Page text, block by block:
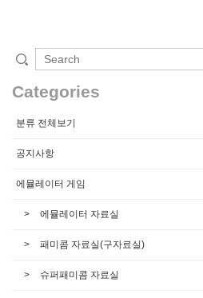
Categories
분류 전체보기
공지사항
에뮬레이터 게임
에뮬레이터 자료실
패미콤 자료실(구자료실)
슈퍼패미콤 자료실